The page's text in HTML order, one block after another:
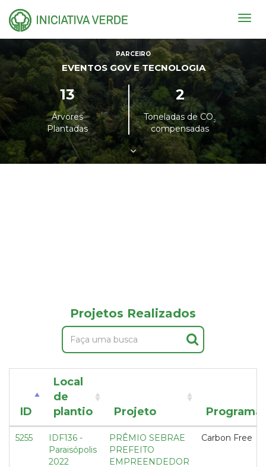
PARCEIRO
EVENTOS GOV E TECNOLOGIA
13
Árvores
Plantadas
2
Toneladas de CO²
compensadas
Projetos Realizados
ID
Local
de
plantio
Projeto Programa
5255
IDF136 -
Paraisópolis
2022
PRÊMIO SEBRAE
PREFEITO
EMPREENDEDOR
Carbon Free